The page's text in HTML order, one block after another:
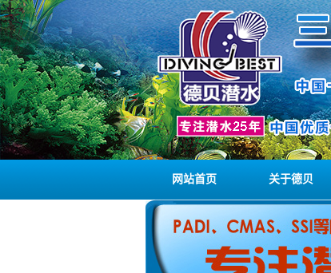
网站首页 关于德贝